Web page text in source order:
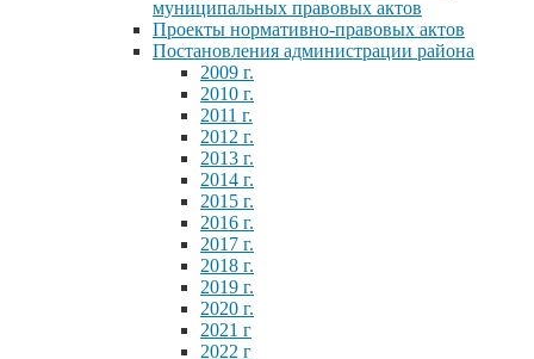
муниципальных правовых актов
Проекты нормативно-правовых актов
Постановления администрации района
2009 г.
2010 г.
2011 г.
2012 г.
2013 г.
2014 г.
2015 г.
2016 г.
2017 г.
2018 г.
2019 г.
2020 г.
2021 г
2022 г